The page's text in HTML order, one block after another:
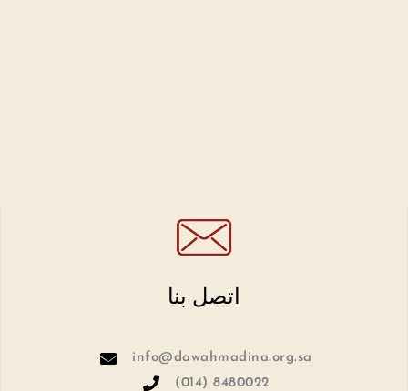
اتصل بنا
info@dawahmadina.org.sa
(014) 8480022